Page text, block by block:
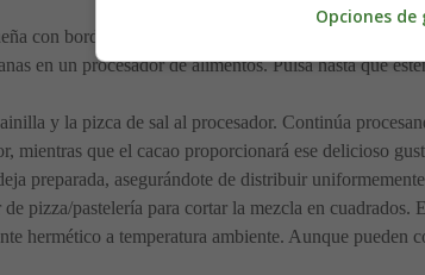
con borde con una envoltura de plástico o papel
en un procesador de alimentos. Pulsa hasta que
y la pizca de sal al procesador. Continúa
mientras que el cacao proporcionará ese delicioso
preparada, asegurándote de distribuir
pizza/pastelería para cortar la mezcla en
hermético a temperatura ambiente. Aunque pueden
Opciones de